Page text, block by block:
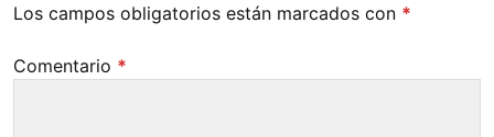
Los campos obligatorios están marcados con *
Comentario *